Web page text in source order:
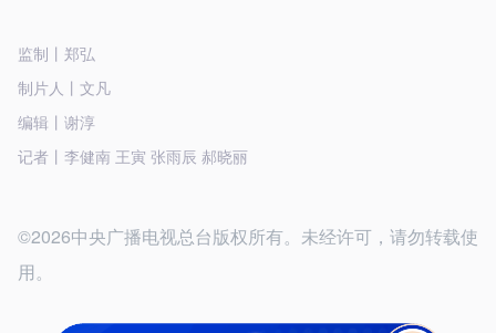
监制丨郑弘
制片人丨文凡
编辑丨谢淳
记者丨李健南 王寅 张雨辰 郝晓丽
©2026中央广播电视总台版权所有。未经许可，请勿转载使
用。